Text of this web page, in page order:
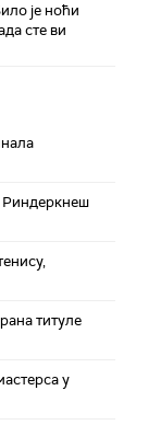
је ноћи
сте ви
Риндеркнеш
титуле
у